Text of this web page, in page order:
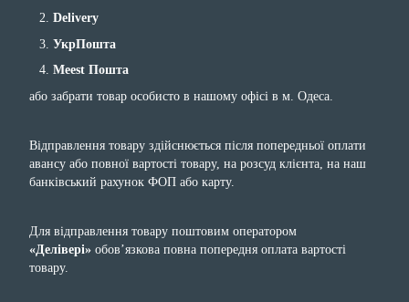
Delivery
УкрПошта
Meest Пошта
або забрати товар особисто в нашому офісі в м. Одеса.
Відправлення товару здійснюється після попередньої оплати
авансу або повної вартості товару, на розсуд клієнта, на наш
банківський рахунок ФОП або карту.
Для відправлення товару поштовим оператором
«Делівері» обов’язкова повна попередня оплата вартості
товару.